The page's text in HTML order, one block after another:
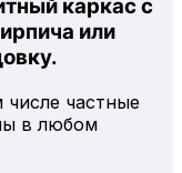
каркас с
или
числе частные
в любом